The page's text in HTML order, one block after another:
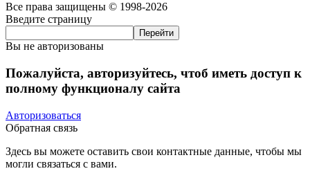
Все права защищены © 1998-2026
Введите страницу
Вы не авторизованы
Пожалуйста, авторизуйтесь, чтоб иметь доступ к
полному функционалу сайта
Авторизоваться
Обратная связь
Здесь вы можете оставить свои контактные данные, чтобы мы
могли связаться с вами.